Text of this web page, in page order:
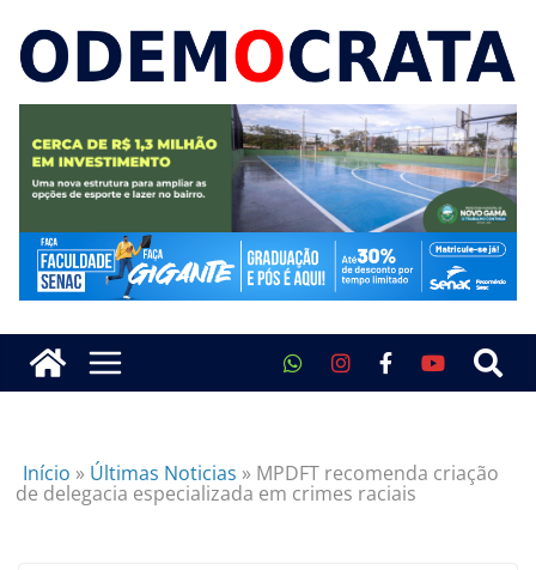
Início » Últimas Noticias » MPDFT recomenda criação
de delegacia especializada em crimes raciais